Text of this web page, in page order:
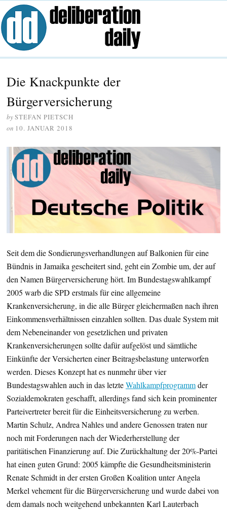
Die Knackpunkte der
Bürgerversicherung
bySTEFAN PIETSCH
on 10. JANUAR 2018
Seit dem die Sondierungsverhandlungen auf Balkonien für eine
Bündnis in Jamaika gescheitert sind, geht ein Zombie um, der auf
den Namen Bürgerversicherung hört. Im Bundestagswahlkampf
2005 warb die SPD erstmals für eine allgemeine
Krankenversicherung, in die alle Bürger gleichermaßen nach ihren
Einkommensverhältnissen einzahlen sollten. Das duale System mit
dem Nebeneinander von gesetzlichen und privaten
Krankenversicherungen sollte dafür aufgelöst und sämtliche
Einkünfte der Versicherten einer Beitragsbelastung unterworfen
werden. Dieses Konzept hat es nunmehr über vier
Bundestagswahlen auch in das letzteWahlkampfprogrammder
Sozialdemokraten geschafft, allerdings fand sich kein prominenter
Parteivertreter bereit für die Einheitsversicherung zu werben.
Martin Schulz, Andrea Nahles und andere Genossen traten nur
noch mit Forderungen nach der Wiederherstellung der
paritätischen Finanzierung auf. Die Zurückhaltung der 20%-Partei
hat einen guten Grund: 2005 kämpfte die Gesundheitsministerin
Renate Schmidt in der ersten Großen Koalition unter Angela
Merkel vehement für die Bürgerversicherung und wurde dabei von
dem damals noch weitgehend unbekannten Karl Lauterbach